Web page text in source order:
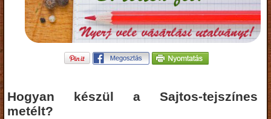
Hogyan készül a Sajtos-tejszínes
metélt?